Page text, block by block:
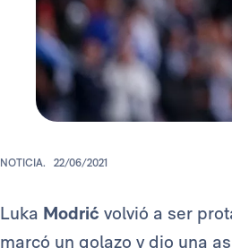
NOTICIA. 22/06/2021
Luka Modrić volvió a ser
marcó un golazo y dio una